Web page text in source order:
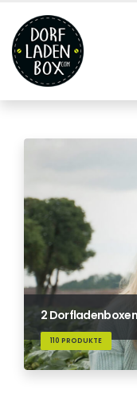
2 Dorfladenboxen
110 PRODUKTE